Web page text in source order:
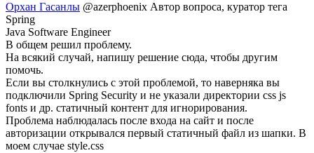
Орхан Гасанлы @azerphoenix Автор вопроса, куратор тега
Spring
Java Software Engineer
В общем решил проблему.
На всякий случай, напишу решение сюда, чтобы другим
помочь.
Если вы столкнулись с этой проблемой, то наверняка вы
подключили Spring Security и не указали директории css js
fonts и др. статичный контент для игнорирования.
Проблема наблюдалась после входа на сайт и после
авторизации открывался первый статичный файл из шапки. В
моем случае style.css